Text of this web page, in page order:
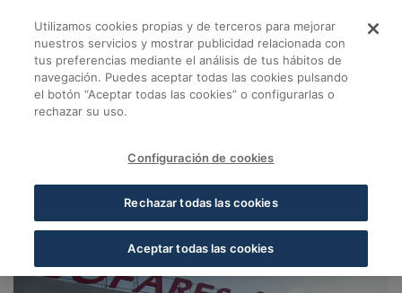
Almacén
Volver a Almacenes Cofares
Madrid (Fuencarral)
28049, Madrid, Madrid
Utilizamos cookies propias y de terceros para mejorar
nuestros servicios y mostrar publicidad relacionada con
tus preferencias mediante el análisis de tus hábitos de
navegación. Puedes aceptar todas las cookies pulsando
el botón “Aceptar todas las cookies” o configurarlas o
rechazar su uso.
Configuración de cookies
Rechazar todas las cookies
Aceptar todas las cookies